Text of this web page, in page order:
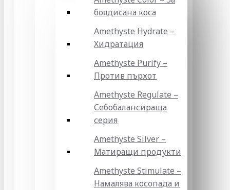
боядисана коса
Amethyste Hydrate –
Хидратация
Amethyste Purify –
Против пърхот
Amethyste Regulate –
Себобалансираща
серия
Amethyste Silver –
Матиращи продукти
Amethyste Stimulate –
Намалява косопада и